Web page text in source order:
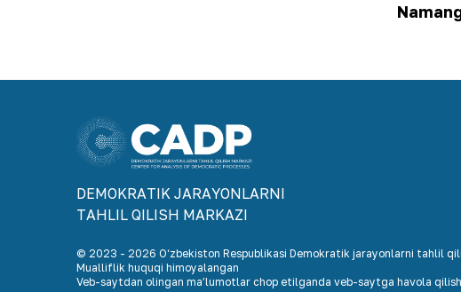
DEMOKRАTIK JАRАYONLАRNI
TАHLIL QILISH MАRKАZI
© 2023 - 2026 O‘zbekiston Respublikasi Demokratik jarayonlarni tahlil
Mualliflik huquqi himoyalangan
Veb-saytdan olingan maʼlumotlar chop etilganda veb-saytga havola